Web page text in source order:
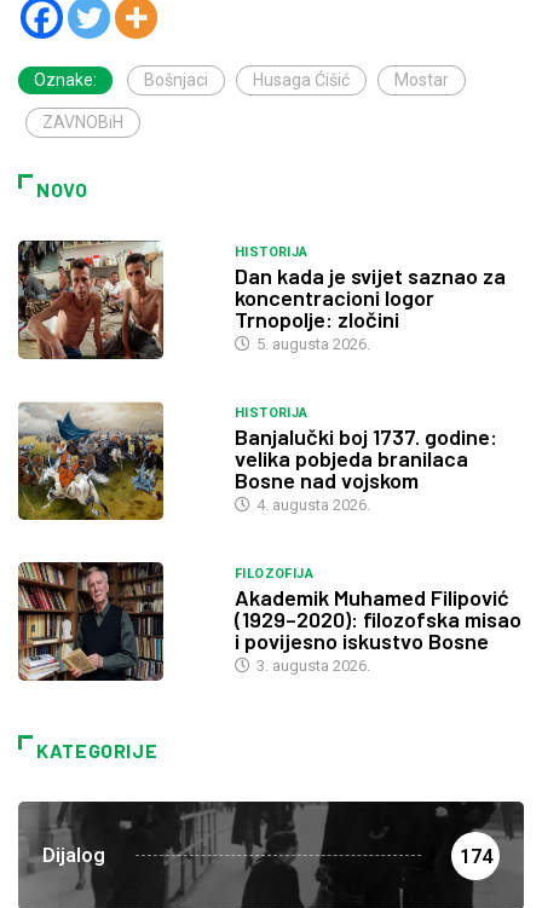
Oznake: Bošnjaci Husaga Ćišić Mostar
ZAVNOBiH
NOVO
HISTORIJA
Dan kada je svijet saznao za
koncentracioni logor
Trnopolje: zločini
5. augusta 2026.
HISTORIJA
Banjalučki boj 1737. godine:
velika pobjeda branilaca
Bosne nad vojskom
4. augusta 2026.
FILOZOFIJA
Akademik Muhamed Filipović
(1929–2020): filozofska misao
i povijesno iskustvo Bosne
3. augusta 2026.
KATEGORIJE
Dijalog 174